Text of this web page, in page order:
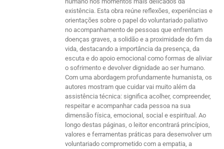
existência. Esta obra reúne reflexões, experiências e
orientações sobre o papel do voluntariado paliativo
no acompanhamento de pessoas que enfrentam
doenças graves, a solidão e a proximidade do fim da
vida, destacando a importância da presença, da
escuta e do apoio emocional como formas de aliviar
o sofrimento e devolver dignidade ao ser humano.
Com uma abordagem profundamente humanista, os
autores mostram que cuidar vai muito além da
assistência técnica: significa acolher, compreender,
respeitar e acompanhar cada pessoa na sua
dimensão física, emocional, social e espiritual. Ao
longo destas páginas, o leitor encontrará princípios,
valores e ferramentas práticas para desenvolver um
voluntariado comprometido com a empatia, a